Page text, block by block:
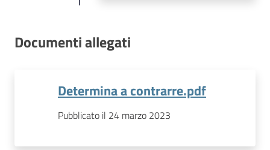
Documenti allegati
Determina a contrarre.pdf
Pubblicato il 24 marzo 2023